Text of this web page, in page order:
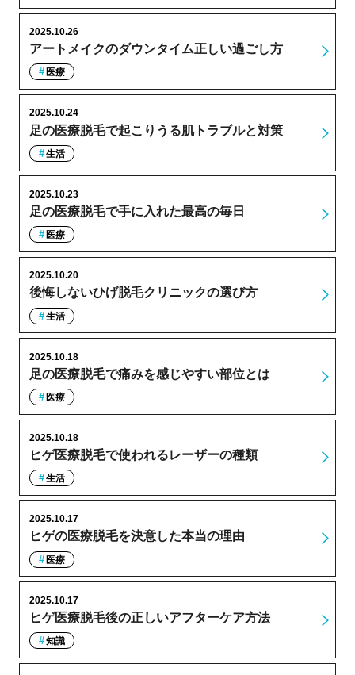
アートメイクのダウンタイム正しい過ごし方
2025.10.26
医療
足の医療脱毛で起こりうる肌トラブルと対策
2025.10.24
生活
足の医療脱毛で手に入れた最高の毎日
2025.10.23
医療
後悔しないひげ脱毛クリニックの選び方
2025.10.20
生活
足の医療脱毛で痛みを感じやすい部位とは
2025.10.18
医療
ヒゲ医療脱毛で使われるレーザーの種類
2025.10.18
生活
ヒゲの医療脱毛を決意した本当の理由
2025.10.17
医療
ヒゲ医療脱毛後の正しいアフターケア方法
2025.10.17
知識